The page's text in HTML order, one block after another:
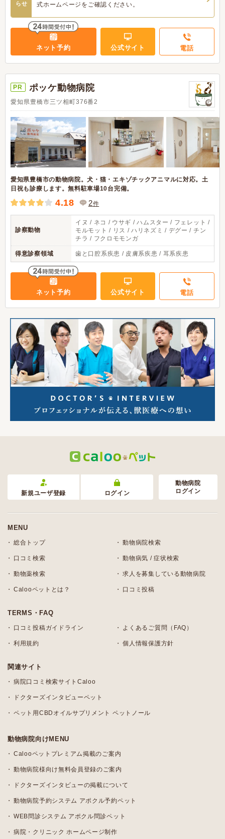
らせ
式ホームページをご確認ください。
ネット予約 公式サイト 電話
PR ポッケ動物病院
愛知県豊橋市三ツ相町376番2
愛知県豊橋市の動物病院。犬・猫・エキゾチックアニマルに対応。土
日祝も診療します。無料駐車場10台完備。
4.18 2件
診察動物
イヌ / ネコ / ウサギ / ハムスター / フェレット /
モルモット / リス / ハリネズミ / デグー / チン
チラ / フクロモモンガ
得意診察領域 歯と口腔系疾患 / 皮膚系疾患 / 耳系疾患
ネット予約 公式サイト 電話
新規ユーザ登録 ログイン
動物病院
ログイン
MENU
総合トップ 動物病院検索
口コミ検索 動物病気 / 症状検索
動物薬検索 求人を募集している動物病院
Calooペットとは？ 口コミ投稿
TERMS・FAQ
口コミ投稿ガイドライン よくあるご質問（FAQ）
利用規約 個人情報保護方針
関連サイト
病院口コミ検索サイトCaloo
ドクターズインタビューペット
ペット用CBDオイルサプリメント ペットノール
動物病院向けMENU
Calooペットプレミアム掲載のご案内
動物病院様向け無料会員登録のご案内
ドクターズインタビューの掲載について
動物病院予約システム アポクル予約ペット
WEB問診システム アポクル問診ペット
病院・クリニック ホームページ制作